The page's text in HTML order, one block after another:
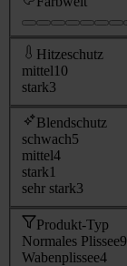
Hitzeschutz
mittel10
stark3
Blendschutz
schwach5
mittel4
stark1
sehr stark3
Produkt-Typ
Normales Plissee9
Wabenplissee4